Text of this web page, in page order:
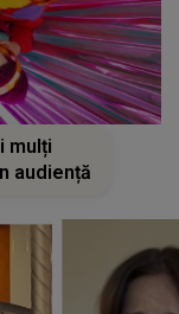
mulți
audiență